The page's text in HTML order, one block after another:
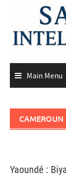
content
Main Menu
CAMEROUN
Yaoundé :